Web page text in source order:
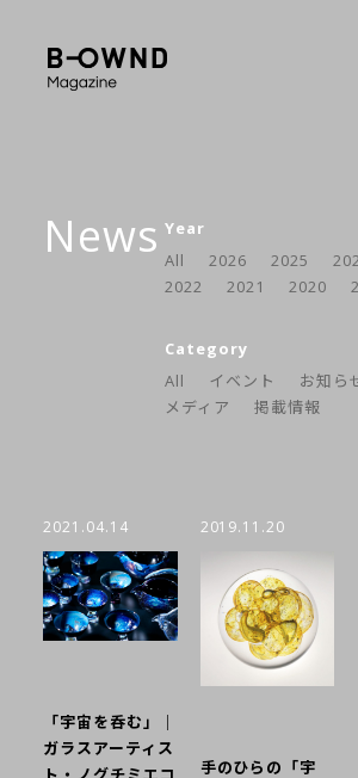
News Year
All
2026 2025
2022
2021 2020
Category
All
イベント お知ら
メディア
掲載情報
2021.04.14
「宇宙を呑む」｜
ガラスアーティス
2019.11.20
手のひらの「宇